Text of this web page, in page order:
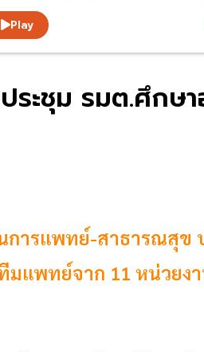
Play
ะชุม รมต.ศึกษ
ารแพทย์-สาธารณสุข
แพทย์จาก 11 หน่วยง